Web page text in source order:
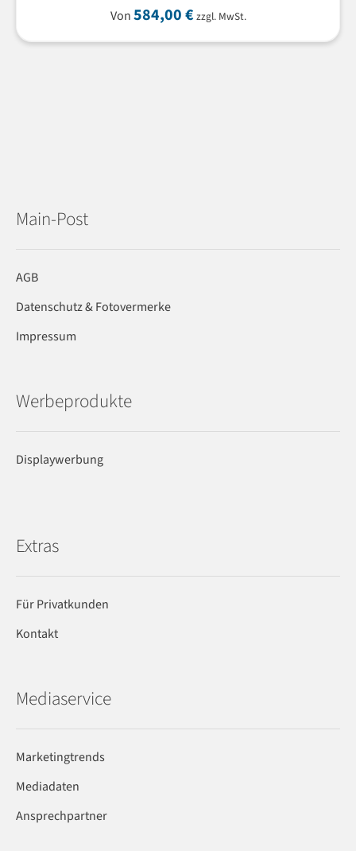
Von584,00€ zzgl. MwSt.
Main-Post
AGB
Datenschutz & Fotovermerke
Impressum
Werbeprodukte
Displaywerbung
Extras
Für Privatkunden
Kontakt
Mediaservice
Marketingtrends
Mediadaten
Ansprechpartner